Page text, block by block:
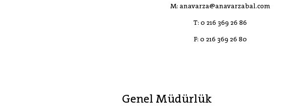
M: anavarza@anavarzabal.com
T:0 216 369 26 86
F: 0 216 369 26 80
Genel Müdürlük